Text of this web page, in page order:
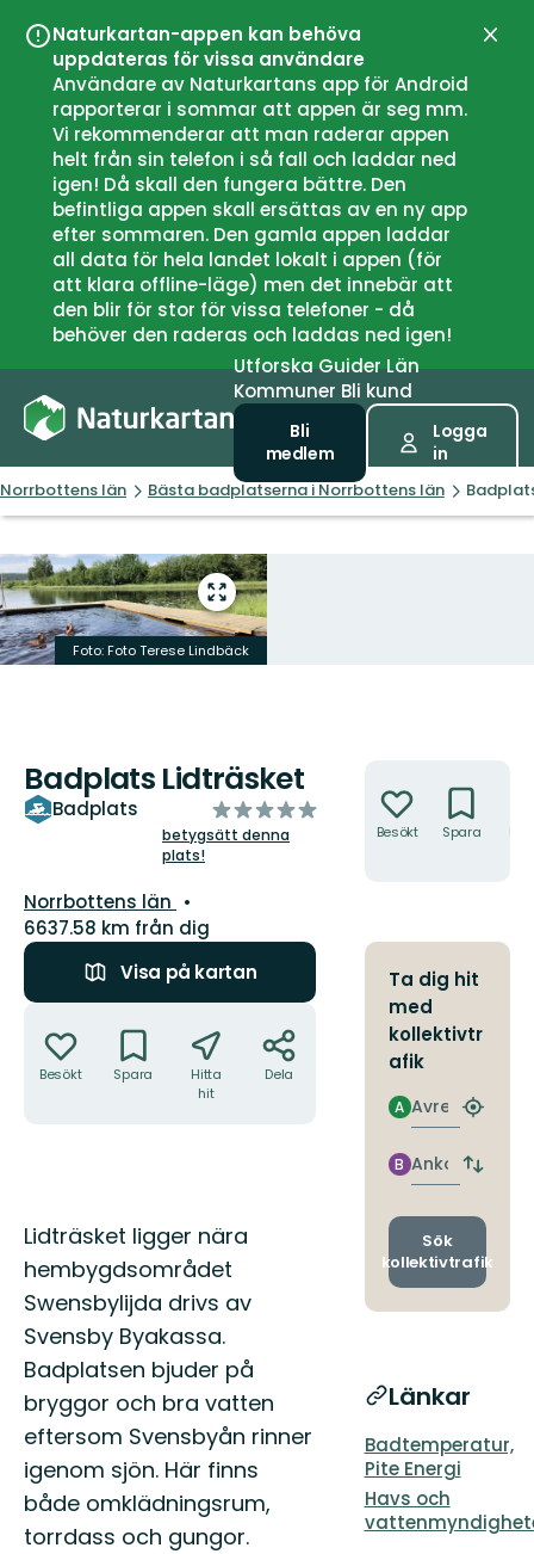
Naturkartan-appen kan behöva
uppdateras för vissa användare
Användare av Naturkartans app för Android
rapporterar i sommar att appen är seg mm.
Vi rekommenderar att man raderar appen
helt från sin telefon i så fall och laddar ned
igen! Då skall den fungera bättre. Den
befintliga appen skall ersättas av en ny app
efter sommaren. Den gamla appen laddar
all data för hela landet lokalt i appen (för
att klara offline-läge) men det innebär att
den blir för stor för vissa telefoner - då
behöver den raderas och laddas ned igen!
UtforskaGuiderLän
Kommuner Bli kund
Bli
medlem
Logga
in
Norrbottens län Bästa badplatserna i Norrbottens län
Gå
till
helskärmsläge
Foto: Foto Terese Lindbäck
Badplats Lidträsket
Badplats
av
5
betygsätt denna
plats!
Län:
Norrbottens län
6637.58 km från dig
Visa på kartan
Besökt Spara
Hitta
hit
Dela
Beskrivning
Lidträsket ligger nära
hembygdsområdet
Swensbylijda drivs av
Svensby Byakassa.
Badplatsen bjuder på
bryggor och bra vatten
eftersom Svensbyån rinner
igenom sjön. Här finns
både omklädningsrum,
torrdass och gungor.
Besökt Spara
Ta dig hit
med
kollektivtr
afik
Avresa
A
Hitta
Ankomst
B
Byt
och
Sök
kollektivtrafik
Länkar
Badtemperatur,
Pite Energi
Havs och